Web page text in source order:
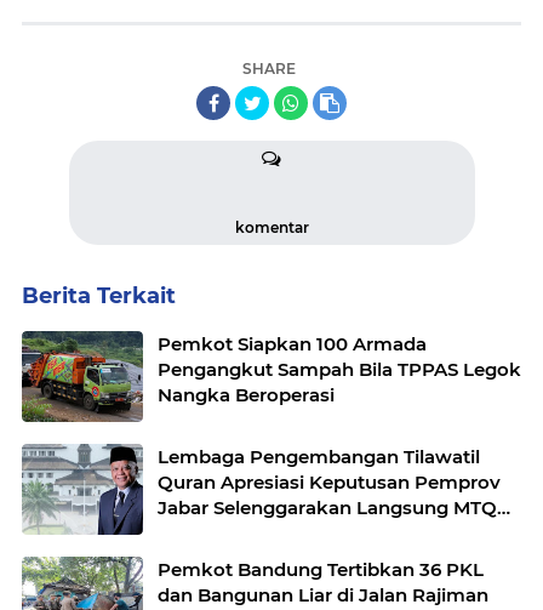
SHARE
komentar
Berita Terkait
Pemkot Siapkan 100 Armada
Pengangkut Sampah Bila TPPAS Legok
Nangka Beroperasi
Lembaga Pengembangan Tilawatil
Quran Apresiasi Keputusan Pemprov
Jabar Selenggarakan Langsung MTQ
Pemkot Bandung Tertibkan 36 PKL
dan Bangunan Liar di Jalan Rajiman